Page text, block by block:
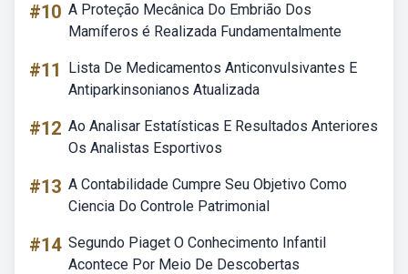
#10 A Proteção Mecânica Do Embrião Dos
Mamíferos é Realizada Fundamentalmente
#11
Lista De Medicamentos Anticonvulsivantes E
Antiparkinsonianos Atualizada
#12 Ao Analisar Estatísticas E Resultados Anteriores
Os Analistas Esportivos
#13 A Contabilidade Cumpre Seu Objetivo Como
Ciencia Do Controle Patrimonial
#14 Segundo Piaget O Conhecimento Infantil
Acontece Por Meio De Descobertas